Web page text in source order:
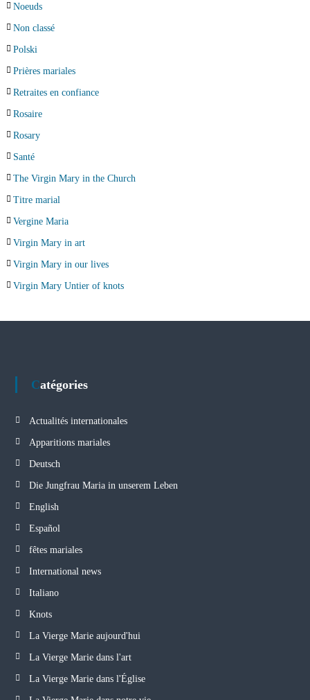
Noeuds
Non classé
Polski
Prières mariales
Retraites en confiance
Rosaire
Rosary
Santé
The Virgin Mary in the Church
Titre marial
Vergine Maria
Virgin Mary in art
Virgin Mary in our lives
Virgin Mary Untier of knots
Catégories
Actualités internationales
Apparitions mariales
Deutsch
Die Jungfrau Maria in unserem Leben
English
Español
fêtes mariales
International news
Italiano
Knots
La Vierge Marie aujourd'hui
La Vierge Marie dans l'art
La Vierge Marie dans l'Église